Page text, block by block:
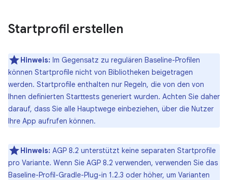
Startprofil erstellen
Hinweis: Im Gegensatz zu regulären Baseline-Profilen
können Startprofile nicht von Bibliotheken beigetragen
werden. Startprofile enthalten nur Regeln, die von den von
Ihnen definierten Starttests generiert wurden. Achten Sie daher
darauf, dass Sie alle Hauptwege einbeziehen, über die Nutzer
Ihre App aufrufen können.
Hinweis: AGP 8.2 unterstützt keine separaten Startprofile
pro Variante. Wenn Sie AGP 8.2 verwenden, verwenden Sie das
Baseline-Profil-Gradle-Plug-in 1.2.3 oder höher, um Varianten